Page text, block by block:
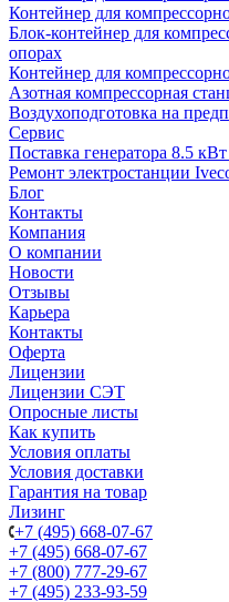
Контейнер для
Блок-контейнер для
опорах
Контейнер для
Азотная компрессорная
Воздухоподготовка на
Сервис
Поставка генератора 8.5
Ремонт электростанции
Блог
Контакты
Компания
О компании
Новости
Отзывы
Карьера
Контакты
Оферта
Лицензии
Лицензии СЭТ
Опросные листы
Как купить
Условия оплаты
Условия доставки
Гарантия на товар
Лизинг
+7 (495) 668-07-67
+7 (495) 668-07-67
+7 (800) 777-29-67
+7 (495) 233-93-59